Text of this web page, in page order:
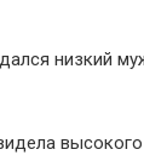
низкий